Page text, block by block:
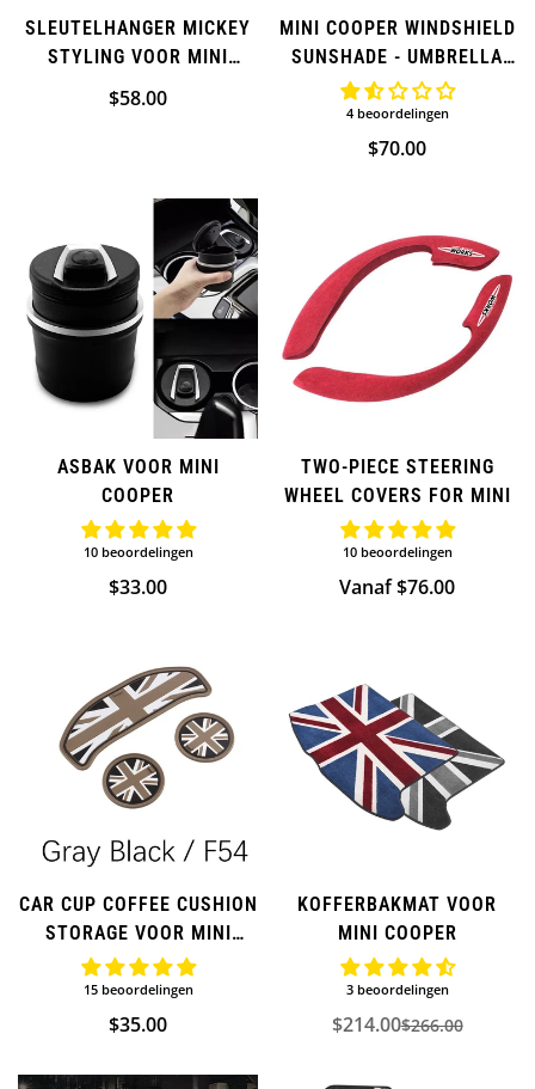
SLEUTELHANGER MICKEY
STYLING VOOR MINI
Normale
$58.00
MINI COOPER WINDSHIELD
SUNSHADE - UMBRELLA
STYLE
4 beoordelingen
Normale
$70.00
ASBAK VOOR MINI
COOPER
10 beoordelingen
Normale
$33.00
TWO-PIECE STEERING
WHEEL COVERS FOR MINI
10 beoordelingen
Normale
Vanaf $76.00
CAR CUP COFFEE CUSHION
STORAGE VOOR MINI
COOPER (3 STUKS)
15 beoordelingen
Normale
$35.00
KOFFERBAKMAT VOOR
MINI COOPER
3 beoordelingen
Verkoopprijs
$214.00Normale
$266.00